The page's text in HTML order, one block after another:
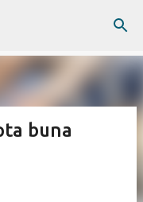
buna